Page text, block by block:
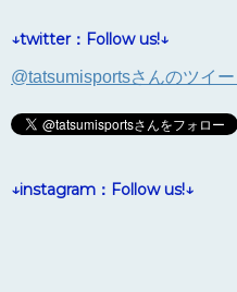
↓twitter：Follow us!↓
@tatsumisportsさんのツイー
↓instagram：Follow us!↓